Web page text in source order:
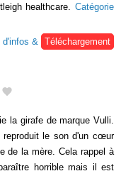
healthcare. Catégorie
d'infos &
Téléchargement
la girafe de marque Vulli.
le son d'un cœur
de la mère. Cela rappel à
horrible mais il est